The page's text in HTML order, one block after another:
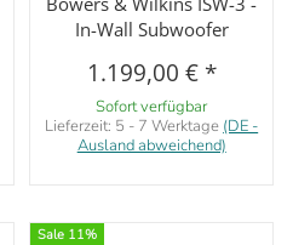
In-Wall Subwoofer
1.199,00 € *
Sofort verfügbar
Lieferzeit: 5 - 7 Werktage (DE -
Ausland abweichend)
Sale 11%